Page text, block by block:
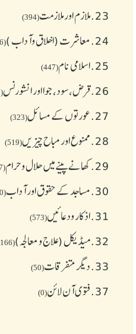
23. ملازم اور ملازمت(394)
24. معاشرت (اخلاق وآداب )(436)
25. اسلامی نام(447)
26. قرض،سود، جوا اور انشورنس(333)
27. عورتوں کے مسائل(323)
28. ممنوع اور مباح چیز یں(519)
29. کھانے پینے میں حلال و حرام(227)
30. مساجد کے حقوق اور آداب(180)
31. اذکار ودعائیں(573)
32. میڈیکل (علاج و معالجہ)(166)
33. دیگر متفرقات(50)
37. فتوی آن لائن(0)